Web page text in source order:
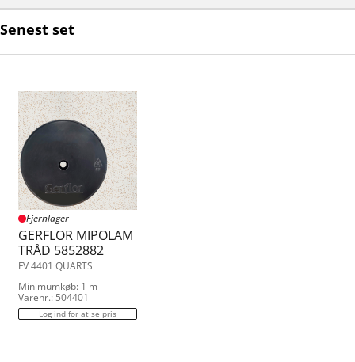
Senest set
Fjernlager
GERFLOR MIPOLAM
TRÅD 5852882
FV 4401 QUARTS
Minimumkøb: 1 m
Varenr.: 504401
Log ind for at se pris